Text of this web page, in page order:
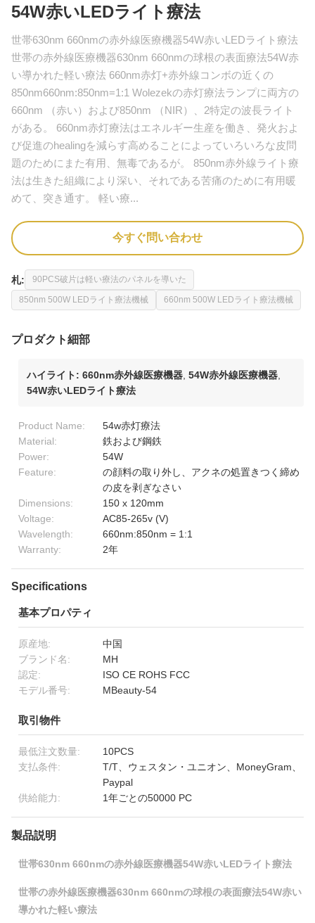
54W赤いLEDライト療法
世帯630nm 660nmの赤外線医療機器54W赤いLEDライト療法
世帯の赤外線医療機器630nm 660nmの球根の表面療法54W赤
い導かれた軽い療法 660nm赤灯+赤外線コンボの近くの
850nm660nm:850nm=1:1 Wolezekの赤灯療法ランプに両方の
660nm （赤い）および850nm （NIR）、2特定の波長ライト
がある。 660nm赤灯療法はエネルギー生産を働き、発火およ
び促進のhealingを減らす高めることによっていろいろな皮問
題のためにまた有用、無毒であるが。 850nm赤外線ライト療
法は生きた組織により深い、それである苦痛のために有用暖
めて、突き通す。 軽い療...
今すぐ問い合わせ
札: 90PCS破片は軽い療法のパネルを導いた
850nm 500W LEDライト療法機械 660nm 500W LEDライト療法機械
プロダクト細部
ハイライト: 660nm赤外線医療機器 54W赤外線医療機器
54W赤いLEDライト療法
Product Name:
54w赤灯療法
Material:
鉄および鋼鉄
Power:
54W
Feature:
の顔料の取り外し、アクネの処置きつく締め
の皮を剥ぎなさい
Dimensions:
150 x 120mm
Voltage:
AC85-265v (V)
Wavelength:
660nm:850nm = 1:1
Warranty:
2年
Specifications
基本プロパティ
原産地:
中国
ブランド名:
MH
認定:
ISO CE ROHS FCC
モデル番号:
MBeauty-54
取引物件
最低注文数量:
10PCS
支払条件:
T/T、ウェスタン・ユニオン、MoneyGram、
Paypal
供給能力:
1年ごとの50000 PC
製品説明
世帯630nm 660nmの赤外線医療機器54W赤いLEDライト療法
世帯の赤外線医療機器630nm 660nmの球根の表面療法54W赤い
導かれた軽い療法